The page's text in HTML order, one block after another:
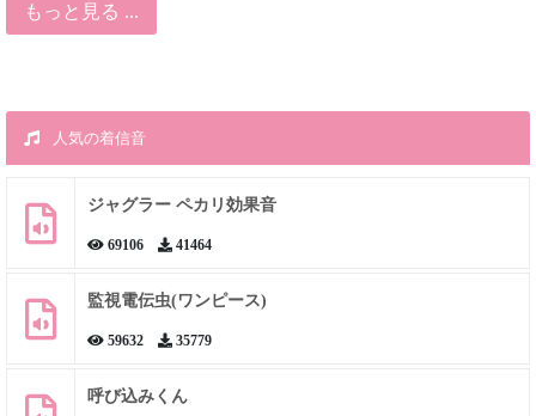
もっと見る ...
人気の着信音
ジャグラー ペカリ効果音
69106 41464
監視電伝虫(ワンピース)
59632 35779
呼び込みくん